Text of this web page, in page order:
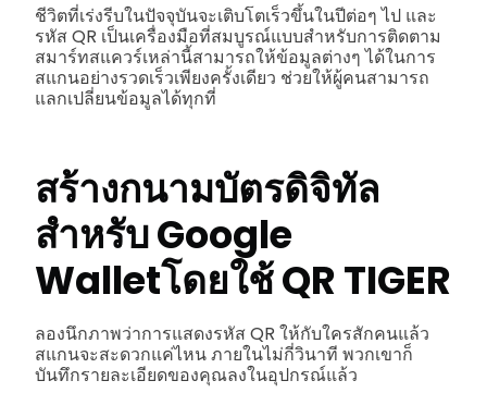
ชีวิตที่เร่งรีบในปัจจุบันจะเติบโตเร็วขึ้นในปีต่อๆ ไป และ
รหัส QR เป็นเครื่องมือที่สมบูรณ์แบบสำหรับการติดตาม
สมาร์ทสแควร์เหล่านี้สามารถให้ข้อมูลต่างๆ ได้ในการ
สแกนอย่างรวดเร็วเพียงครั้งเดียว ช่วยให้ผู้คนสามารถ
แลกเปลี่ยนข้อมูลได้ทุกที่
สร้างกนามบัตรดิจิทัล
สำหรับ Google
Walletโดยใช้ QR TIGER
ลองนึกภาพว่าการแสดงรหัส QR ให้กับใครสักคนแล้ว
สแกนจะสะดวกแค่ไหน ภายในไม่กี่วินาที พวกเขาก็
บันทึกรายละเอียดของคุณลงในอุปกรณ์แล้ว